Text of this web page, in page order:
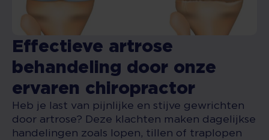
Effectieve artrose
behandeling door onze
ervaren chiropractor
Heb je last van pijnlijke en stijve gewrichten
door artrose? Deze klachten maken dagelijkse
handelingen zoals lopen, tillen of traplopen